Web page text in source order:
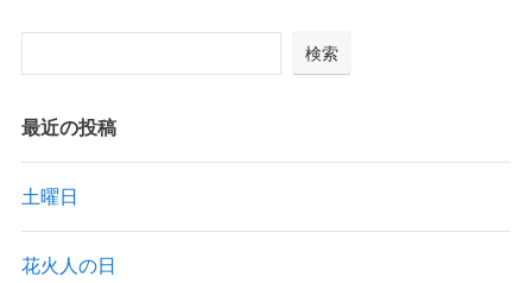
検索
最近の投稿
土曜日
花火人の日